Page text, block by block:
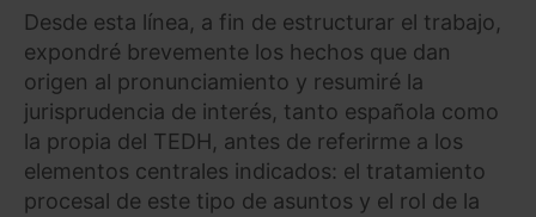
Desde esta línea, a fin de estructurar el trabajo,
expondré brevemente los hechos que dan
origen al pronunciamiento y resumiré la
jurisprudencia de interés, tanto española como
la propia del TEDH, antes de referirme a los
elementos centrales indicados: el tratamiento
procesal de este tipo de asuntos y el rol de la